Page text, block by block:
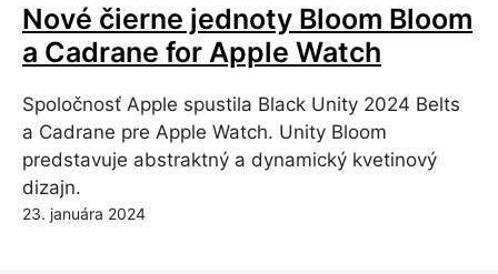
Nové čierne jednoty Bloom Bloom
a Cadrane for Apple Watch
Spoločnosť Apple spustila Black Unity 2024 Belts
a Cadrane pre Apple Watch. Unity Bloom
predstavuje abstraktný a dynamický kvetinový
dizajn.
23. januára 2024